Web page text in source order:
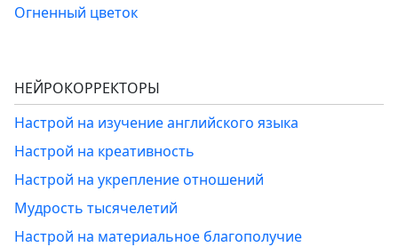
Огненный цветок
НЕЙРОКОРРЕКТОРЫ
Настрой на изучение английского языка
Настрой на креативность
Настрой на укрепление отношений
Мудрость тысячелетий
Настрой на материальное благополучие